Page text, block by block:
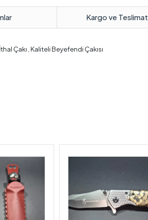
Kargo ve Teslimat
Çakı , Kaliteli Beyefendi Çakısı